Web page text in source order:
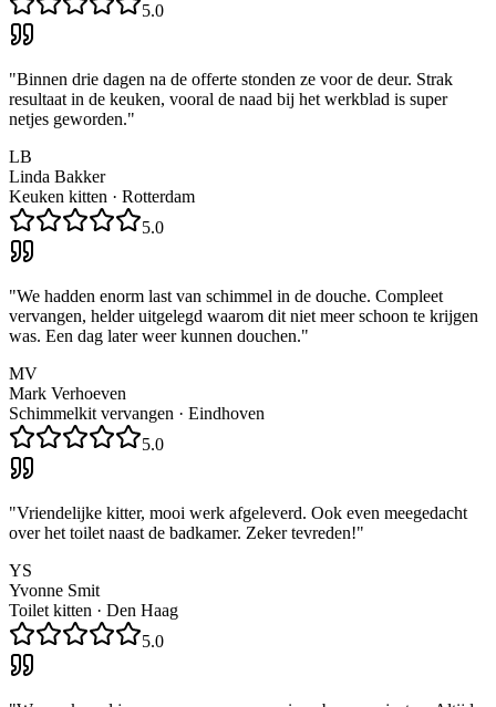
5.0
"Binnen drie dagen na de offerte stonden ze voor de deur. Strak
resultaat in de keuken, vooral de naad bij het werkblad is super
netjes geworden."
LB
Linda Bakker
Keuken kitten · Rotterdam
5.0
"We hadden enorm last van schimmel in de douche. Compleet
vervangen, helder uitgelegd waarom dit niet meer schoon te krijgen
was. Een dag later weer kunnen douchen."
MV
Mark Verhoeven
Schimmelkit vervangen · Eindhoven
5.0
"Vriendelijke kitter, mooi werk afgeleverd. Ook even meegedacht
over het toilet naast de badkamer. Zeker tevreden!"
YS
Yvonne Smit
Toilet kitten · Den Haag
5.0